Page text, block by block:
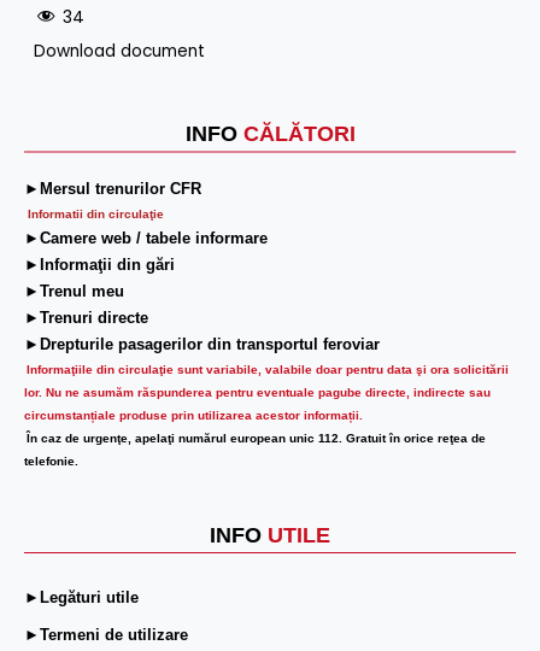
INFO CĂLĂTORI
►Mersul trenurilor CFR
Informatii din circulaţie
►Camere web / tabele informare
►Informaţii din gări
►Trenul meu
►Trenuri directe
►Drepturile pasagerilor din transportul feroviar
Informaţiile din circulaţie sunt variabile, valabile doar pentru data şi ora solicitării
lor. Nu ne asumăm răspunderea pentru eventuale pagube directe, indirecte sau
circumstanțiale produse prin utilizarea acestor informații.
În caz de urgenţe, apelaţi numărul european unic 112. Gratuit în orice reţea de
telefonie.
INFO UTILE
►Legături utile
►Termeni de utilizare
34
Download document